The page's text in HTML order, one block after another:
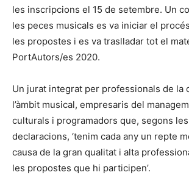
les inscripcions el 15 de setembre. Un
les peces musicals es va iniciar el
les propostes i es va traslladar tot el
PortAutors/es 2020.
Un jurat integrat per professionals de la
l’àmbit musical, empresaris del
culturals i programadors que, segons
declaracions, ‘tenim cada any un repte
causa de la gran qualitat i alta
les propostes que hi participen’.